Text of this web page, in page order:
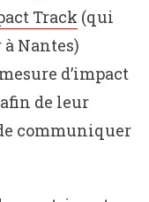
Track (qui
Nantes)
d’impact
de leur
communiquer